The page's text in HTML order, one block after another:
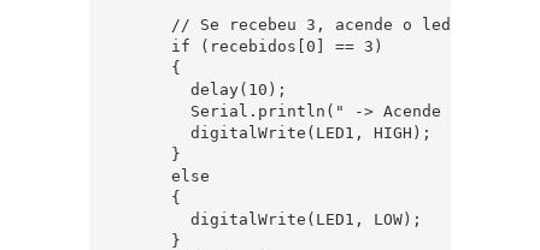
      // Se recebeu 3, acende o led
      if (recebidos[0] == 3)
      {
        delay(10);
        Serial.println(" -> Acende led");
        digitalWrite(LED1, HIGH);
      }
      else
      {
        digitalWrite(LED1, LOW);
      }